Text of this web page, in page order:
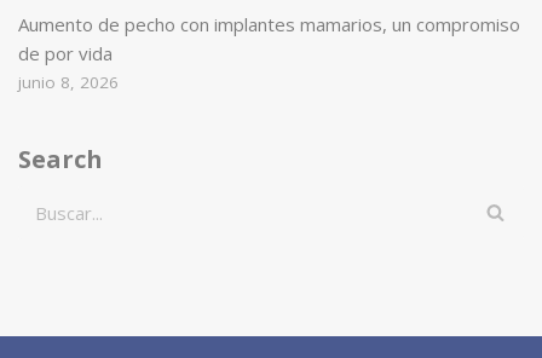
Aumento de pecho con implantes mamarios, un compromiso
de por vida
junio 8, 2026
Search